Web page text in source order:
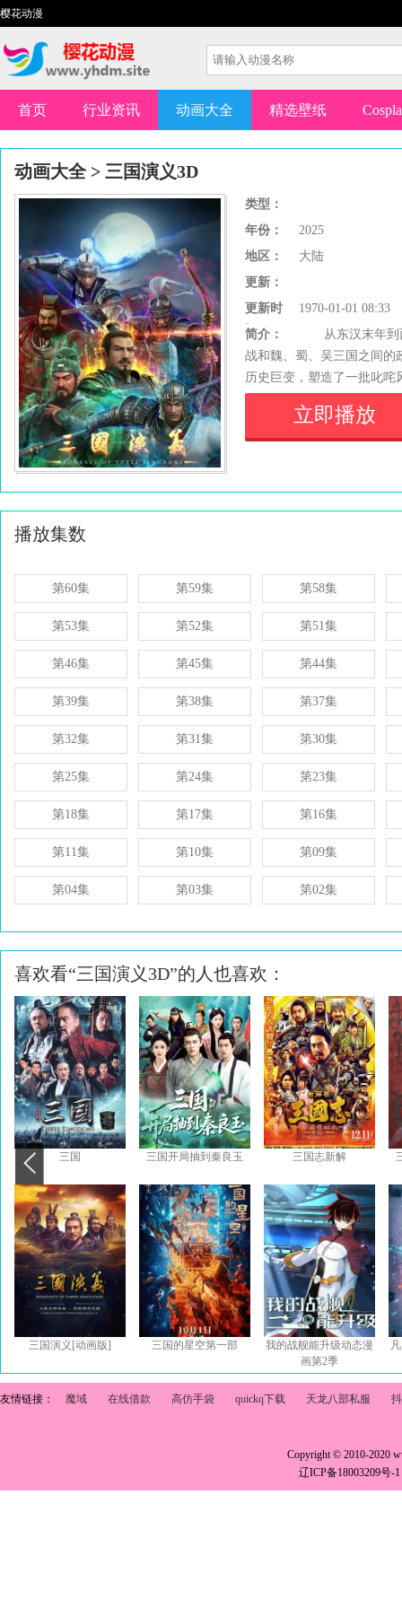
樱花动漫
首页 行业资讯 动画大全 精选壁纸
动画大全> 三国演义3D
类型：
年份：
2025
地区：
大陆
更新：
更新时
间：
1970-01-01 08:33
简介：
从东汉末年到西
战和魏、蜀、吴三国之间的
历史巨变，塑造了一批叱咤
立即播放
播放集数
第60集 第59集 第58集
第53集 第52集 第51集
第46集 第45集 第44集
第39集 第38集 第37集
第32集 第31集 第30集
第25集 第24集 第23集
第18集 第17集 第16集
第11集 第10集 第09集
第04集 第03集 第02集
喜欢看“三国演义3D”的人也喜欢：
三国 三国开局抽到秦良玉 三国志新解
三国演义[动画版] 三国的星空第一部
我的战舰能升级动态漫
画第2季
友情链接： 魔域 在线借款 高仿手袋 quickq下载 天龙八部私服
Copyright © 2010-2020
辽ICP备18003209号-